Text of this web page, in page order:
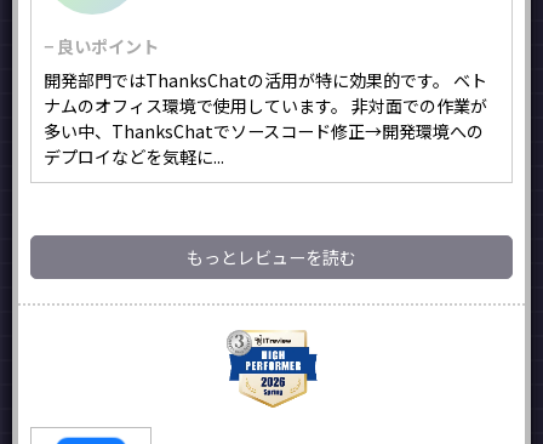
− 良いポイント
開発部門ではThanksChatの活用が特に効果的です。 ベト
ナムのオフィス環境で使用しています。 非対面での作業が
多い中、ThanksChatでソースコード修正→開発環境への
デプロイなどを気軽に...
もっとレビューを読む